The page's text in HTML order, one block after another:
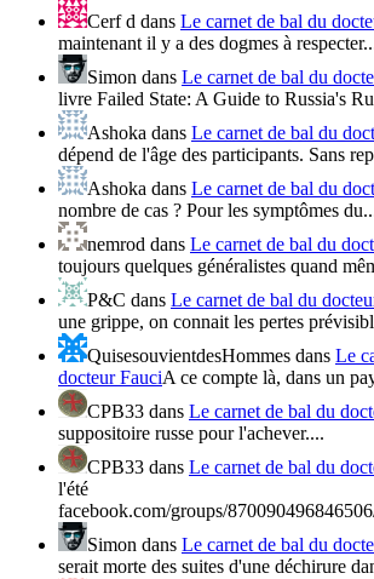
Cerf d dans Le carnet de bal du
maintenant il y a des dogmes à
Simon dans Le carnet de bal du
livre Failed State: A Guide to Russia's
Ashoka dans Le carnet de bal du
dépend de l'âge des participants. Sans
Ashoka dans Le carnet de bal du
nombre de cas ? Pour les symptômes
nemrod dans Le carnet de bal du
toujours quelques généralistes quand
P&C dans Le carnet de bal du
une grippe, on connait les pertes
QuisesouvientdesHommes dans Le
docteur FauciA ce compte là, dans un
CPB33 dans Le carnet de bal du
suppositoire russe pour l'achever....
CPB33 dans Le carnet de bal du
l'été
facebook.com/groups/
Simon dans Le carnet de bal du
serait morte des suites d'une déchirure